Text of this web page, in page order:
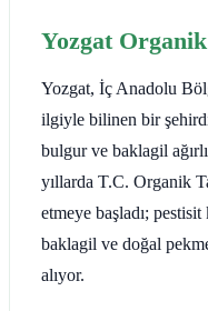
Yozgat
Yozgat, İç Anadolu
ilgiyle bilinen bir
bulgur ve baklagil
yıllarda T.C. Organik
etmeye başladı; pestisit
baklagil ve doğal
alıyor.